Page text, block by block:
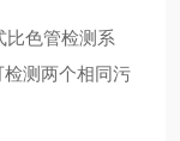
比色管检测系
检测两个相同污